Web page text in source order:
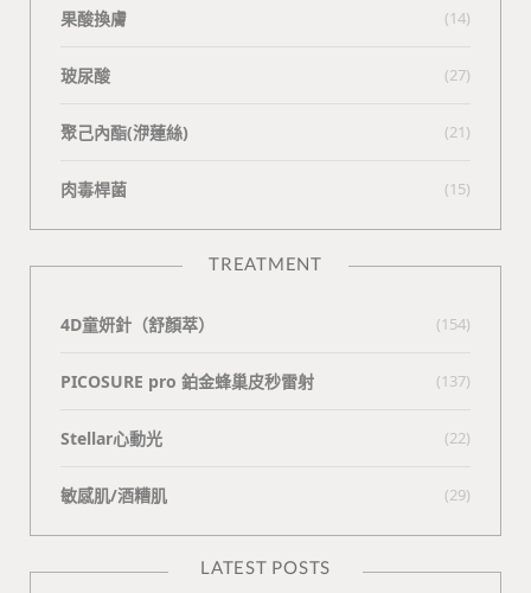
果酸換膚 (14)
玻尿酸 (27)
聚己內酯(洢蓮絲) (21)
肉毒桿菌 (15)
TREATMENT
4D童妍針（舒顏萃） (154)
PICOSURE pro 鉑金蜂巢皮秒雷射 (137)
Stellar心動光 (22)
敏感肌/酒糟肌 (29)
LATEST POSTS